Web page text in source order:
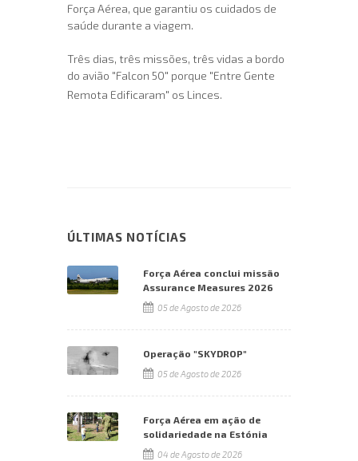
Força Aérea, que garantiu os cuidados de
saúde durante a viagem.
Três dias, três missões, três vidas a bordo
do avião "Falcon 50" porque "Entre Gente
Remota Edificaram" os Linces.
ÚLTIMAS NOTÍCIAS
Força Aérea conclui missão
Assurance Measures 2026
05 de Agosto de 2026
Operação "SKYDROP"
05 de Agosto de 2026
Força Aérea em ação de
solidariedade na Estónia
04 de Agosto de 2026